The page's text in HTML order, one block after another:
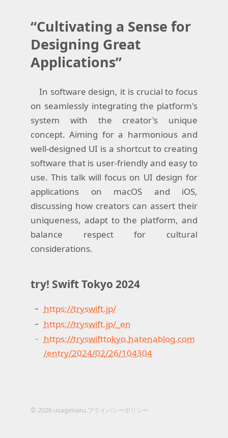
“Cultivating a Sense for
Designing Great
Applications”
In software design, it is crucial tofocus
on seamlessly integrating the platform's
system
with the creator's
unique
concept.Aiming fora harmonious and
well-designed UI is a shortcut to creating
software thatis user-friendlyand easyto
use.This talk will focus on UI design for
applications on macOS and iOS,
discussing how creators can assert their
uniqueness, adapt to the platform, and
balance
respect for
cultural
considerations.
try! SwiftTokyo 2024
https://tryswift.jp/
https://tryswift.jp/_en
https://tryswifttokyo.hatenablog.com
/entry/2024/02/26/104304
© 2026 usagimaru.プライバシーポリシー